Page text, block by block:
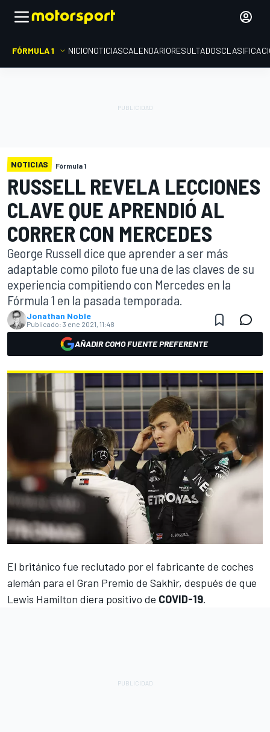
FÓRMULA 1 INICIONOTICIASCALENDARIORESULTADOS
NOTICIAS Fórmula 1
RUSSELL REVELA LECCIONES
CLAVE QUE APRENDIÓ AL
CORRER CON MERCEDES
George Russell dice que aprender a ser más
adaptable como piloto fue una de las claves de su
experiencia compitiendo con Mercedes en la
Fórmula 1 en la pasada temporada.
Jonathan Noble
Publicado: 3 ene 2021, 11:48
AÑADIR COMO FUENTE PREFERENTE
El británico fue reclutado por el fabricante de coches
alemán para el Gran Premio de Sakhir, después de que
Lewis Hamilton diera positivo de COVID-19.